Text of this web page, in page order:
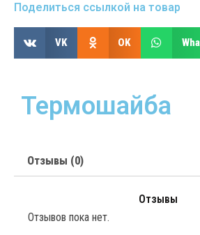
Поделиться ссылкой на товар
VK OK
Термошайба
Отзывы (0)
Отзывы
Отзывов пока нет.